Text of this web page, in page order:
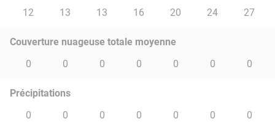
12
13 13 16 20 24 27
Couverture nuageuse totale moyenne
0
0 0 0 0 0 0
Précipitations
0
0 0 0 0 0 0